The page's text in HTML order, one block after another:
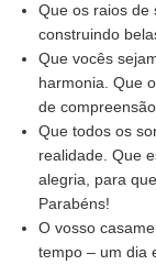
Que os raios de
construindo
Que vocês
harmonia. Que
de
Que todos os
realidade. Que
alegria, para
Parabéns!
O vosso
tempo – um dia